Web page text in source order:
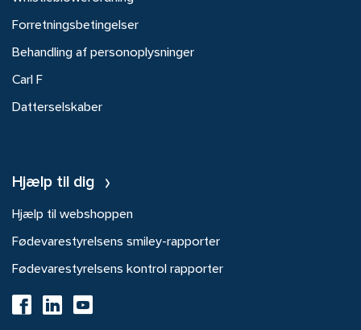
Forretningsbetingelser
Behandling af personoplysninger
Carl F
Datterselskaber
Hjælp til dig
Hjælp til webshoppen
Fødevarestyrelsens smiley-rapporter
Fødevarestyrelsens kontrol rapporter